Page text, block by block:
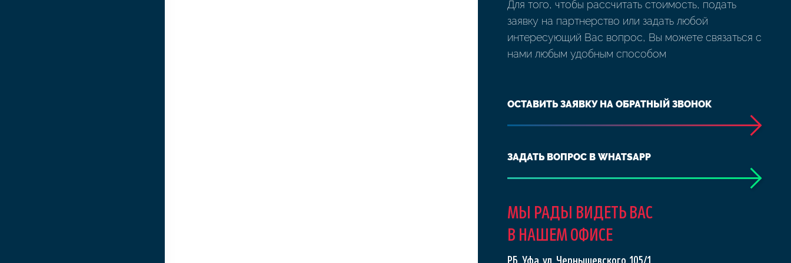
Для того, чтобы рассчитать стоимость, подать
заявку на партнерство или задать любой
интересующий Вас вопрос, Вы можете связаться с
нами любым удобным способом
ОСТАВИТЬ ЗАЯВКУ НА ОБРАТНЫЙ ЗВОНОК
ЗАДАТЬ ВОПРОС В WHATSAPP
МЫ РАДЫ ВИДЕТЬ ВАС
В НАШЕМ ОФИСЕ